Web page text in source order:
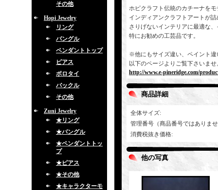
その他
Hopi Jewelry
リング
バングル
ペンダントトップ
ピアス
ボロタイ
バックル
その他
Zuni Jewelry
★リング
★バングル
★ペンダントトッ
プ
★ピアス
★その他
★キャラクターモ
ホピクラフト伝統のカチーナを
インディアンクラフトアートが
さりげないインテリアに最適な
特にお勧めの工芸品です。
※他にもサイズ違い、ペイント
以下のページよりご覧下さいませ
http://www.e-pineridge.com/
商品詳細
全体サイズ:
管理番号（商品番号ではありま
消費税抜き価格:
他の写真